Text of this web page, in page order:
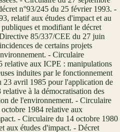
n°93/245 du 25 février 1993. -
relatif aux études d'impact et au
et modifiant le décret
85/337/CEE du 27 juin
de certains projets
- Circulaire
relative aux ICPE : manipulations
induites par le fonctionnement
23 avril 1985 pour l'application de
à la démocratisation des
de l'environnement. - Circulaire
1984 relative aux
- Circulaire du 14 octobre 1980
aux études d'impact. - Décret